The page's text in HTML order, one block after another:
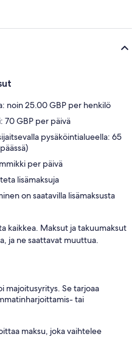
noin 25.00 GBP per henkilö
70 GBP per päivä
pysäköintialueella: 65
per päivä
lisämaksuja
on saatavilla lisämaksusta
kaikkea. Maksut ja takuumaksut
ja ne saattavat muuttua.
majoitusyritys. Se tarjoaa
tai
maksu, joka vaihtelee